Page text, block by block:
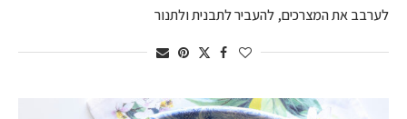
לערבב את המצרכים, להעביר לתבנית ולתנור